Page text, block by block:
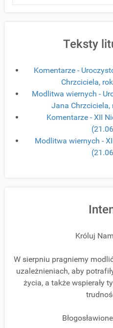
Teksty
Komentarze -
Chrzciciela,
Modlitwa wiernych -
Jana Chrzciciela,
Komentarze - XII
Modlitwa wiernych -
Króluj
W sierpniu pragniemy
uzależnieniach, aby
życia, a także wspierały